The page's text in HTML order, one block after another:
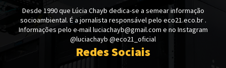
Desde 1990 que Lúcia Chayb dedica-se a semear informação
socioambiental. É a jornalista responsável pelo eco21.eco.br .
Informações pelo e-mail luciachayb@gmail.com e no Instagram
@luciachayb @eco21_oficial
Redes Sociais